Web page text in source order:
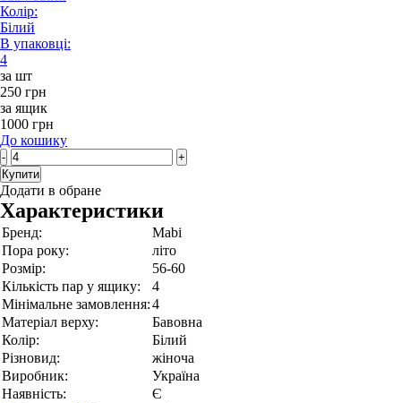
Колір:
Білий
В упаковці:
4
за шт
250 грн
за ящик
1000 грн
До кошику
-
+
Купити
Додати в обране
Характеристики
Бренд:
Mabi
Пора року:
літо
Розмір:
56-60
Кількість пар у ящику:
4
Мінімальне замовлення:4
Матеріал верху:
Бавовна
Колір:
Білий
Різновид:
жіноча
Виробник:
Україна
Наявність:
Є